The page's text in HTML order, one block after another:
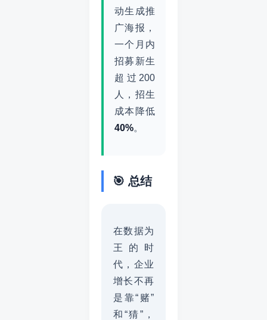
动生成推
广海报，
一个月内
招募新生
超过200
人，招生
成本降低
40%。
🎯 总结
在数据为
王的时
代，企业
增长不再
是靠“赌”
和“猜”，